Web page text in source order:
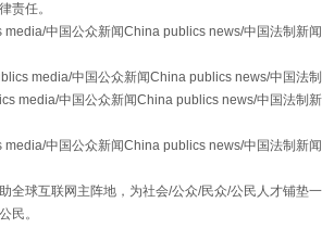
"炒鞋教程"里的骗局
责任。
中国公众新闻China publics news/中国法制新
media/中国公众新闻China publics news/中国法
media/中国公众新闻China publics news/中国法制
中国公众新闻China publics news/中国法制新
球互联网主阵地，为社会/公众/民众/公民人才铺垫
民。